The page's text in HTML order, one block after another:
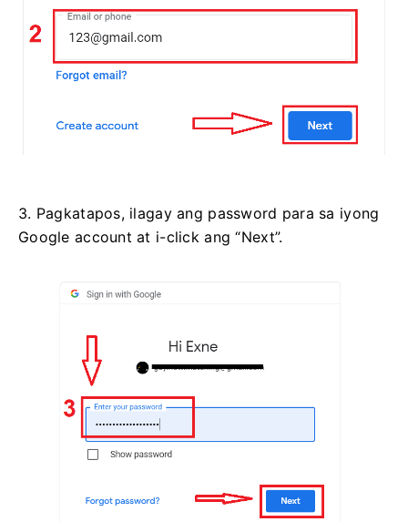
3. Pagkatapos, ilagay ang password para sa iyong
Google account at i-click ang “Next”.